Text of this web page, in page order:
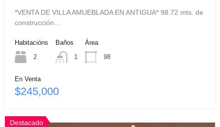
*VENTA DE VILLA AMUEBLADA EN ANTIGUA* 98.72 mts. de
construcción…
Habitacións
2
Baños
1
Área
98
En Venta
$245,000
Destacado